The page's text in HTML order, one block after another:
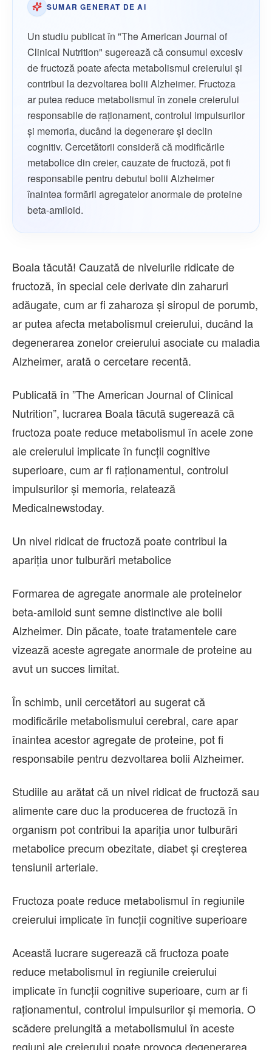
SUMAR GENERAT DE AI
Un studiu publicat în "The American Journal of
Clinical Nutrition" sugerează că consumul excesiv
de fructoză poate afecta metabolismul creierului și
contribui la dezvoltarea bolii Alzheimer. Fructoza
ar putea reduce metabolismul în zonele creierului
responsabile de raționament, controlul impulsurilor
și memoria, ducând la degenerare și declin
cognitiv. Cercetătorii consideră că modificările
metabolice din creier, cauzate de fructoză, pot fi
responsabile pentru debutul bolii Alzheimer
înaintea formării agregatelor anormale de proteine
beta-amiloid.
Boala tăcută! Cauzată de nivelurile ridicate de
fructoză, în special cele derivate din zaharuri
adăugate, cum ar fi zaharoza și siropul de porumb,
ar putea afecta metabolismul creierului, ducând la
degenerarea zonelor creierului asociate cu maladia
Alzheimer, arată o cercetare recentă.
Publicată în ”The American Journal of Clinical
Nutrition”, lucrarea Boala tăcută sugerează că
fructoza poate reduce metabolismul în acele zone
ale creierului implicate în funcții cognitive
superioare, cum ar fi raționamentul, controlul
impulsurilor și memoria, relatează
Medicalnewstoday.
Un nivel ridicat de fructoză poate contribui la
apariția unor tulburări metabolice
Formarea de agregate anormale ale proteinelor
beta-amiloid sunt semne distinctive ale bolii
Alzheimer. Din păcate, toate tratamentele care
vizează aceste agregate anormale de proteine ​​au
avut un succes limitat.
În schimb, unii cercetători au sugerat că
modificările metabolismului cerebral, care apar
înaintea acestor agregate de proteine, ​​pot fi
responsabile pentru dezvoltarea bolii Alzheimer.
Studiile au arătat că un nivel ridicat de fructoză sau
alimente care duc la producerea de fructoză în
organism pot contribui la apariția unor tulburări
metabolice precum obezitate, diabet și creșterea
tensiunii arteriale.
Fructoza poate reduce metabolismul în regiunile
creierului implicate în funcții cognitive superioare
Această lucrare sugerează că fructoza poate
reduce metabolismul în regiunile creierului
implicate în funcții cognitive superioare, cum ar fi
raționamentul, controlul impulsurilor și memoria. O
scădere prelungită a metabolismului în aceste
regiuni ale creierului poate provoca degenerarea